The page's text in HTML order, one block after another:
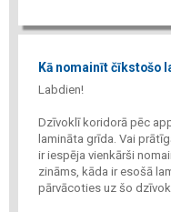
Kā nomainīt čīkstošo
Labdien!
Dzīvoklī koridorā pēc
lamināta grīda. Vai
ir iespēja vienkārši
zināms, kāda ir esošā
pārvācoties uz šo